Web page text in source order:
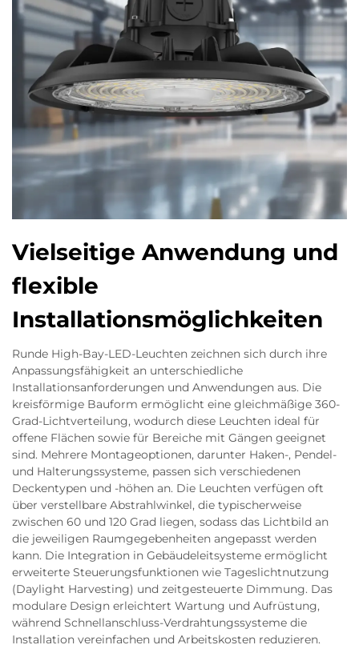
Vielseitige Anwendung und
flexible
Installationsmöglichkeiten
Runde High-Bay-LED-Leuchten zeichnen sich durch ihre
Anpassungsfähigkeit an unterschiedliche
Installationsanforderungen und Anwendungen aus. Die
kreisförmige Bauform ermöglicht eine gleichmäßige 360-
Grad-Lichtverteilung, wodurch diese Leuchten ideal für
offene Flächen sowie für Bereiche mit Gängen geeignet
sind. Mehrere Montageoptionen, darunter Haken-, Pendel-
und Halterungssysteme, passen sich verschiedenen
Deckentypen und -höhen an. Die Leuchten verfügen oft
über verstellbare Abstrahlwinkel, die typischerweise
zwischen 60 und 120 Grad liegen, sodass das Lichtbild an
die jeweiligen Raumgegebenheiten angepasst werden
kann. Die Integration in Gebäudeleitsysteme ermöglicht
erweiterte Steuerungsfunktionen wie Tageslichtnutzung
(Daylight Harvesting) und zeitgesteuerte Dimmung. Das
modulare Design erleichtert Wartung und Aufrüstung,
während Schnellanschluss-Verdrahtungssysteme die
Installation vereinfachen und Arbeitskosten reduzieren.